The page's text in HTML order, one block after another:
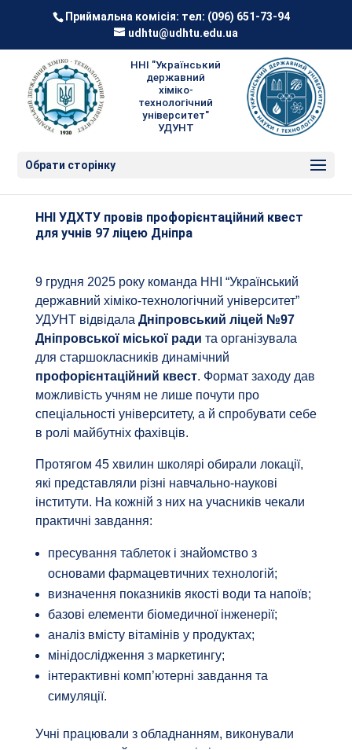
Приймальна комісія: тел: (096) 651-73-94
udhtu@udhtu.edu.ua
ННІ "Український
державний
хіміко-
технологічний
університет"
УДУНТ
Обрати сторінку
ННІ УДХТУ провів профорієнтаційний квест
для учнів 97 ліцею Дніпра
9 грудня 2025 року команда ННІ “Український
державний хіміко-технологічний університет”
УДУНТ відвідала Дніпровський ліцей №97
Дніпровської міської ради та організувала
для старшокласників динамічний
профорієнтаційний квест. Формат заходу дав
можливість учням не лише почути про
спеціальності університету, а й спробувати себе
в ролі майбутніх фахівців.
Протягом 45 хвилин школярі обирали локації,
які представляли різні навчально-наукові
інститути. На кожній з них на учасників чекали
практичні завдання:
пресування таблеток і знайомство з
основами фармацевтичних технологій;
визначення показників якості води та напоїв;
базові елементи біомедичної інженерії;
аналіз вмісту вітамінів у продуктах;
мінідослідження з маркетингу;
інтерактивні комп’ютерні завдання та
симуляції.
Учні працювали з обладнанням, виконували